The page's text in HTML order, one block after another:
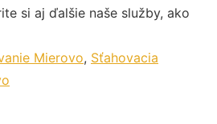
si aj ďalšie naše služby, ako
Mierovo, Sťahovacia